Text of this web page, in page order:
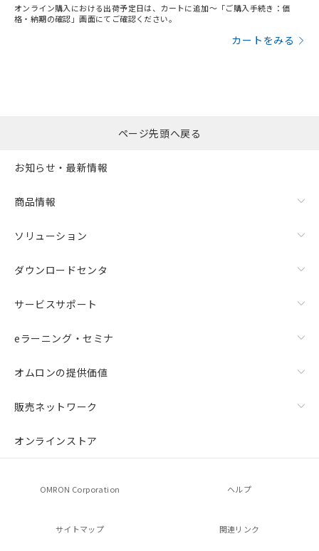
オンライン購入における出荷予定日は、カートに追加～「ご購入手続き：価
格・納期の確認」画面にてご確認ください。
カートをみる
ページ先頭へ戻る
お知らせ・最新情報
商品情報
ソリューション
ダウンロードセンタ
サービスサポート
eラーニング・セミナ
オムロンの提供価値
販売ネットワーク
オンラインストア
OMRON Corporation ヘルプ
サイトマップ 関連リンク